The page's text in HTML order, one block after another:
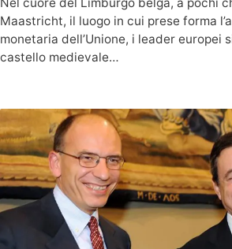
Nel cuore del Limburgo belga, a pochi
Maastricht, il luogo in cui prese forma
monetaria dell’Unione, i leader europei
castello medievale…